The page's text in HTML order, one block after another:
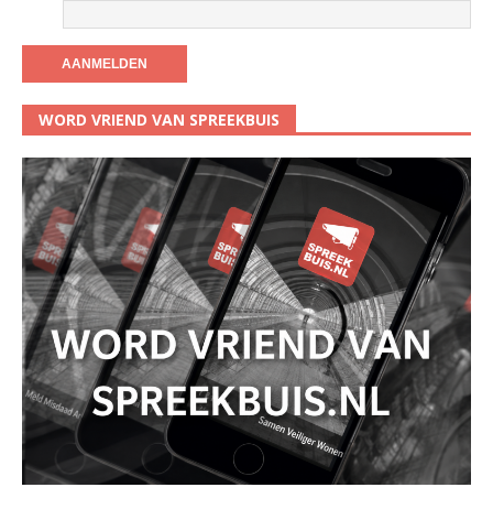
WORD VRIEND VAN SPREEKBUIS